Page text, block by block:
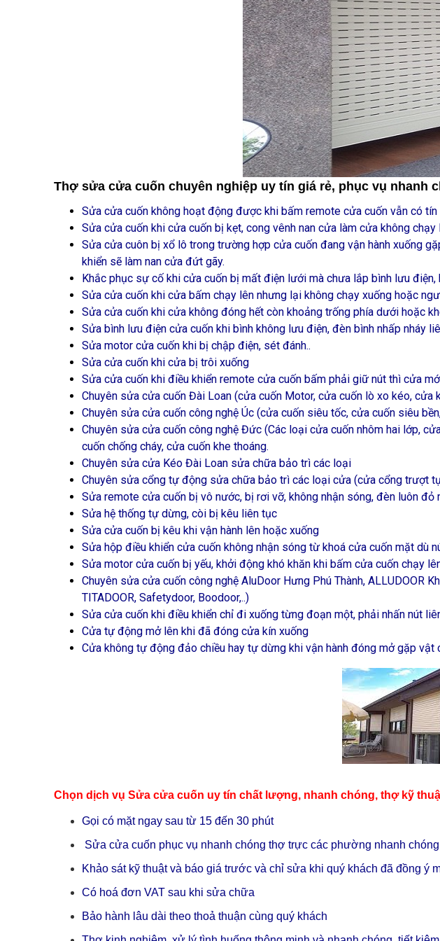
Thợ sửa cửa cuốn chuyên nghiệp uy tín giá rẻ, phục vụ nhanh
Sửa cửa cuốn không hoạt động được khi bấm remote cửa cuốn vẫn có tín
Sửa cửa cuốn khi cửa cuốn bị kẹt, cong vênh nan cửa làm cửa không
Sửa cửa cuôn bị xổ lô trong trường hợp cửa cuốn đang vận hành xuống
khiển sẽ làm nan cửa đứt gãy.
Khắc phục sự cố khi cửa cuốn bị mất điện lưới mà chưa lắp bình lưu
Sửa cửa cuốn khi cửa bấm chạy lên nhưng lại không chạy xuống hoặc
Sửa cửa cuốn khi cửa không đóng hết còn khoảng trống phía dưới hoặc
Sửa bình lưu điện cửa cuốn khi bình không lưu điện, đèn bình nhấp nháy
Sửa motor cửa cuốn khi bị chập điện, sét đánh..
Sửa cửa cuốn khi cửa bị trôi xuống
Sửa cửa cuốn khi điều khiển remote cửa cuốn bấm phải giữ nút thì cửa
Chuyên sửa cửa cuốn Đài Loan (cửa cuốn Motor, cửa cuốn lò xo kéo, cửa
Chuyên sửa cửa cuốn công nghệ Úc (cửa cuốn siêu tốc, cửa cuốn siêu
Chuyên sửa cửa cuốn công nghệ Đức (Các loại cửa cuốn nhôm hai lớp,
cuốn chống cháy, cửa cuốn khe thoáng.
Chuyên sửa cửa Kéo Đài Loan sửa chữa bảo trì các loại
Chuyên sửa cổng tự động sửa chữa bảo trì các loại cửa (cửa cổng trượt
Sửa remote cửa cuốn bị vô nước, bị rơi vỡ, không nhận sóng, đèn luôn đỏ
Sửa hệ thống tự dừng, còi bị kêu liên tục
Sửa cửa cuốn bị kêu khi vận hành lên hoặc xuống
Sửa hộp điều khiển cửa cuốn không nhận sóng từ khoá cửa cuốn mặt dù
Sửa motor cửa cuốn bị yếu, khởi động khó khăn khi bấm cửa cuốn chạy
Chuyên sửa cửa cuốn công nghệ AluDoor Hưng Phú Thành, ALLUDOOR
TITADOOR, Safetydoor, Boodoor,..)
Sửa cửa cuốn khi điều khiển chỉ đi xuống từng đoạn một, phải nhấn nút
Cửa tự động mở lên khi đã đóng cửa kín xuống
Cửa không tự động đảo chiều hay tự dừng khi vận hành đóng mở gặp vật
Chọn dịch vụ Sửa cửa cuốn uy tín chất lượng, nhanh chóng, thợ kỹ
Gọi có mặt ngay sau từ 15 đến 30 phút
Sửa cửa cuốn phục vụ nhanh chóng thợ trực các phường nhanh
Khảo sát kỹ thuật và báo giá trước và chỉ sửa khi quý khách đã đồng
Có hoá đơn VAT sau khi sửa chữa
Bảo hành lâu dài theo thoả thuận cùng quý khách